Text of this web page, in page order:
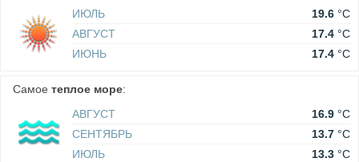
ИЮЛЬ
19.6 °C
АВГУСТ
17.4 °C
ИЮНЬ
17.4 °C
Самое теплое море:
АВГУСТ
16.9 °C
СЕНТЯБРЬ
13.7 °C
ИЮЛЬ
13.3 °C